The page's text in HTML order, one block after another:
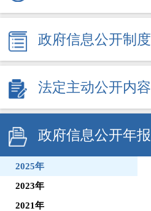
政府信息公开制度
法定主动公开内容
政府信息公开年报
2025年
2023年
2021年